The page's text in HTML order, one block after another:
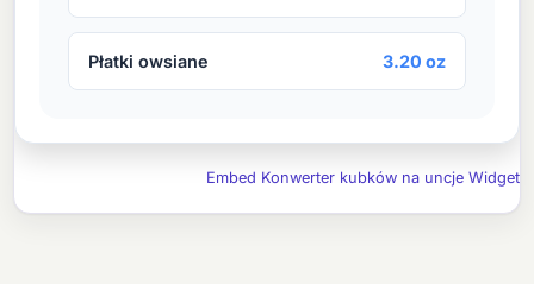
Płatki owsiane 3.20 oz
Embed Konwerter kubków na uncje Widget